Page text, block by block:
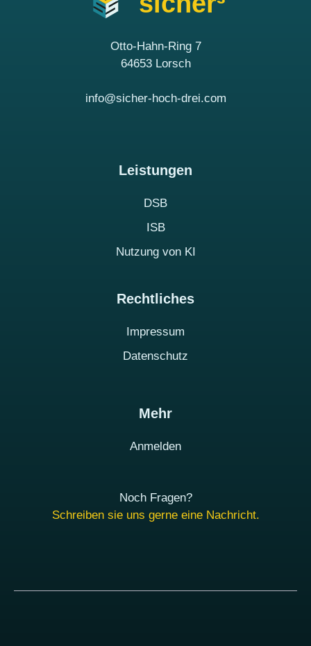
Leistungen
DSB
ISB
Nutzung von KI
Rechtliches
Impressum
Datenschutz
Mehr
Anmelden
Noch Fragen?
Schreiben sie uns gerne eine Nachricht.
Otto-Hahn-Ring 7
64653 Lorsch
info@sicher-hoch-drei.com